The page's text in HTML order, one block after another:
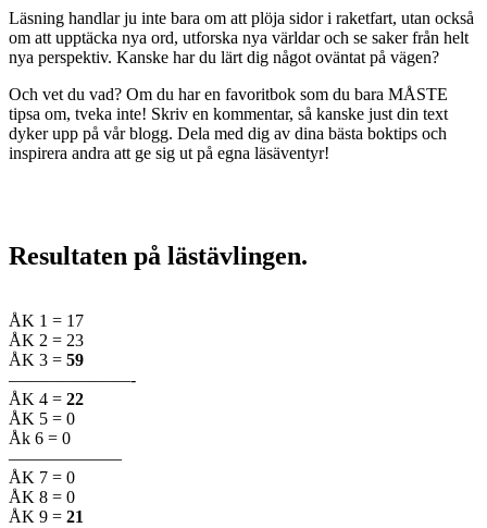
Läsning handlar ju inte bara om att plöja sidor i raketfart, utan också
om att upptäcka nya ord, utforska nya världar och se saker från helt
nya perspektiv. Kanske har du lärt dig något oväntat på vägen?
Och vet du vad? Om du har en favoritbok som du bara MÅSTE
tipsa om, tveka inte! Skriv en kommentar, så kanske just din text
dyker upp på vår blogg. Dela med dig av dina bästa boktips och
inspirera andra att ge sig ut på egna läsäventyr!
Resultaten på lästävlingen.
ÅK 1 = 17
ÅK 2 = 23
ÅK 3 = 59
———————-
ÅK 4 = 22
ÅK 5 = 0
Åk 6 = 0
——————–
ÅK 7 = 0
ÅK 8 = 0
ÅK 9 = 21